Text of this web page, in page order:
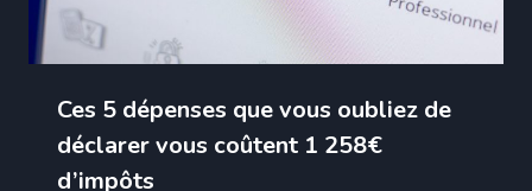
Ces 5 dépenses que vous oubliez de
déclarer vous coûtent 1 258€
d’impôts